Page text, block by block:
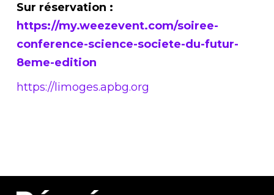
Sur réservation :
https://my.weezevent.com/soiree-
conference-science-societe-du-futur-
8eme-edition
https://limoges.apbg.org